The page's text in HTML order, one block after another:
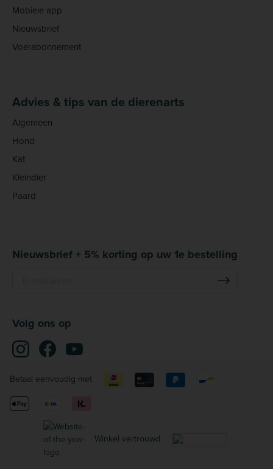
Mobiele app
Nieuwsbrief
Voerabonnement
Advies & tips van de dierenarts
Algemeen
Hond
Kat
Kleindier
Paard
Nieuwsbrief + 5% korting op uw 1e bestelling
Volg ons op
Betaal eenvoudig met
Winkel vertrouwd